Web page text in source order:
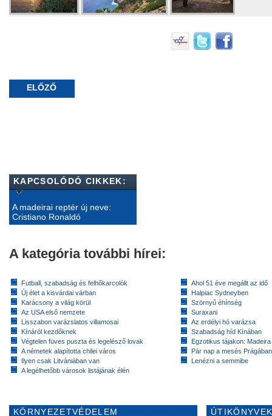
ELŐZŐ
KAPCSOLÓDÓ CIKKEK:
A madeirai reptér új neve:
Cristiano Ronaldó
A kategória további hírei:
Futball, szabadság és felhőkarcolók
Új élet a kisvárdai várban
Karácsony a világ körül
Az USA első nemzete
Lisszabon varázslatos villamosai
Kínáról kezdőknek
Végtelen füves puszta és legelésző lovak
A németek alapította chilei város
Ilyen csak Litvániában van
A legélhetőbb városok listájának élén
Ahol 51 éve megállt az idő
Halpiac Sydneyben
Szörnyű éhínség
Suraxani
Az erdélyi hó varázsa
Szabadság híd Kínában
Egzotikus tájakon:
Pár nap a mesés Prágában
Lenézni a semmibe
KÖRNYEZETVÉDELEM